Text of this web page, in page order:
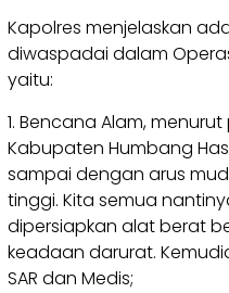
Kapolres menjelaskan
diwaspadai dalam
yaitu:
1. Bencana Alam,
Kabupaten Humbang
sampai dengan arus
tinggi. Kita semua
dipersiapkan alat berat
keadaan darurat.
SAR dan Medis;